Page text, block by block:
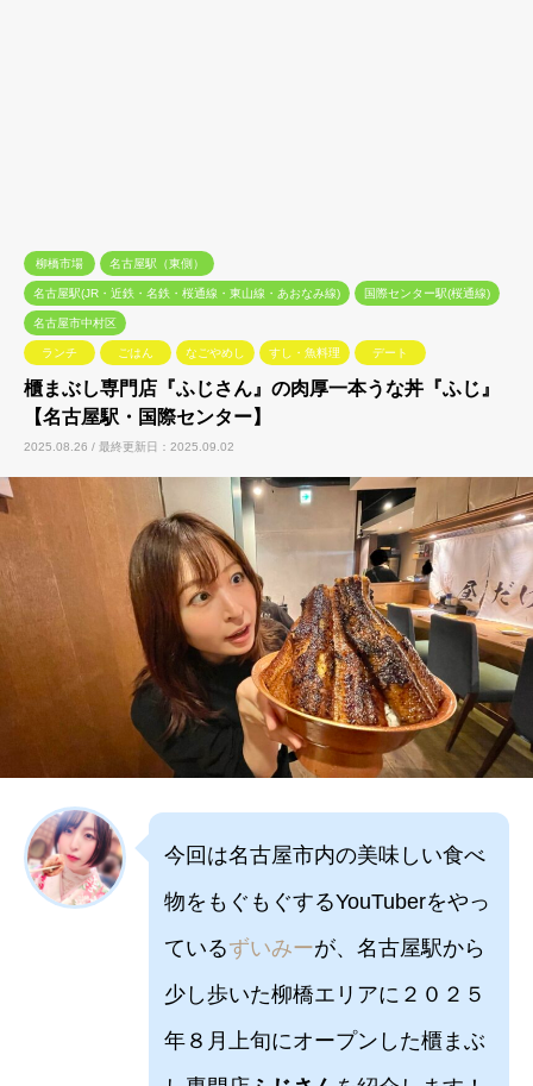
柳橋市場 名古屋駅（東側）
名古屋駅(JR・近鉄・名鉄・桜通線・東山線・あおなみ線) 国際センター駅(桜通線)
名古屋市中村区
ランチ ごはん なごやめし すし・魚料理 デート
櫃まぶし専門店『ふじさん』の肉厚一本うな丼『ふじ』
【名古屋駅・国際センター】
2025.08.26 / 最終更新日：2025.09.02
今回は名古屋市内の美味しい食べ
物をもぐもぐするYouTuberをやっ
ているずいみーが、名古屋駅から
少し歩いた柳橋エリアに２０２５
年８月上旬にオープンした櫃まぶ